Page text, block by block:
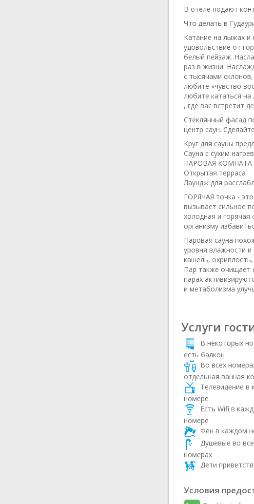
В отеле подают
Что делать в
Катание на лыжах и
удовольствие от
белый пейзаж.
раз в жизни.
с тысячами
любите «чувство
любите кататься на
, где вас встретит
Стеклянный фасад
центр саун.
Круг для сауны
Сауна с сухим
ПАРОВАЯ КОМНАТА
Открытая терраса
Лаундж для
ГОРЯЧАЯ точка -
вызывает сильное
холодная и
организму
Паровая сауна
уровня влажности и
кашель,
Пар также очищает
парах
и метаболизма
Услуги
В некоторых
есть балкон
Во всех
отдельная ванная
Телевидение в
номере
Есть Wifi в
номере
Фен в каждом
Душевые во
номерах
Дети
Условия